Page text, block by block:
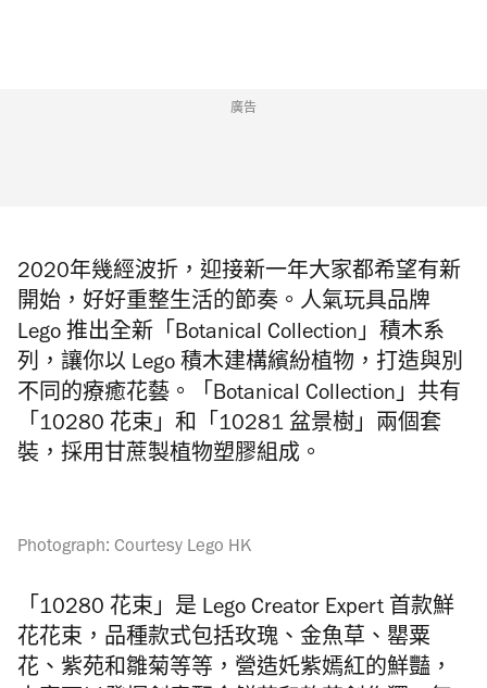
廣告
2020年幾經波折，迎接新一年大家都希望有新
開始，好好重整生活的節奏。人氣玩具品牌
Lego 推出全新「Botanical Collection」積木系
列，讓你以 Lego 積木建構繽紛植物，打造與別
不同的療癒花藝。「Botanical Collection」共有
「10280 花束」和「10281 盆景樹」兩個套
裝，採用甘蔗製植物塑膠組成。
Photograph: Courtesy Lego HK
「10280 花束」是 Lego Creator Expert 首款鮮
花花束，品種款式包括玫瑰、金魚草、罌粟
花、紫苑和雛菊等等，營造奼紫嫣紅的鮮豔，